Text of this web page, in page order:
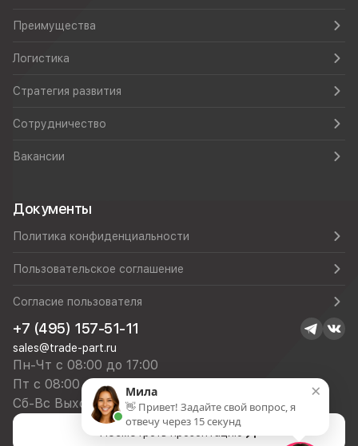
Преимущества
Логистика
Стратегия развития
Сотрудничество
Вакансии
Документы
Политика конфиденциальности
Пользовательское соглашение
Согласие пользователя
+7 (495) 157-51-11
sales@trade-part.ru
Пн-Чт с 08:00 до 17:00
Пт с 08:00 до 16:00
Сб-Вс Выходной
×
Мила
👋 Привет! Задайте свой вопрос, я
отвечу через 15 секунд